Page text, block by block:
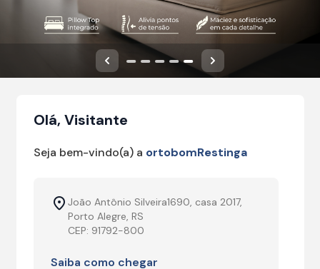
Anterior Próximo
Olá, Visitante
Seja bem-vindo(a) a ortobomRestinga
João Antônio Silveira1690, casa 2017,
Porto Alegre, RS
CEP: 91792-800
Saiba como chegar